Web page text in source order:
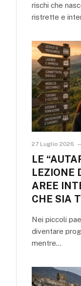
rischi che
ristrette e
27 Luglio 2026
LE
LEZIONE
AREE
CHE SIA
Nei piccoli
diventare
mentre…